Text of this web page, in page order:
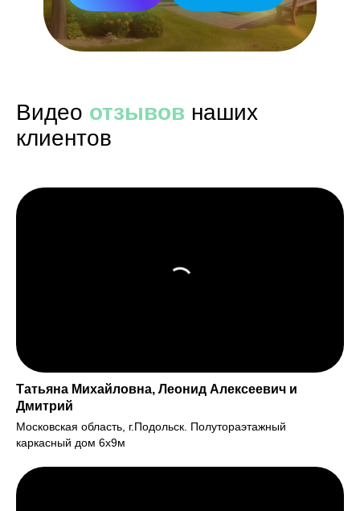
Видео отзывов наших
клиентов
Татьяна Михайловна, Леонид Алексеевич и
Дмитрий
Московская область, г.Подольск. Полутораэтажный
каркасный дом 6х9м